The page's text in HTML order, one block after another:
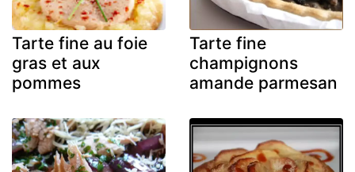
Tarte fine au foie
gras et aux
pommes
Tarte fine
champignons
amande parmesan